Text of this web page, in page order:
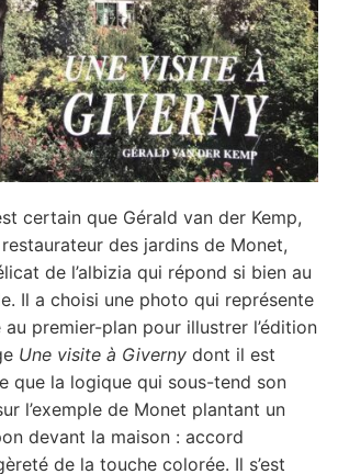
certain que Gérald van der Kemp,
des jardins de Monet,
de l’albizia qui répond si bien au
Il a choisi une photo qui représente
premier-plan pour illustrer l’édition
Une visite à Givernydont il est
que la logique qui sous-tend son
l’exemple de Monet plantant un
devant la maison : accord
de la touche colorée. Il s’est